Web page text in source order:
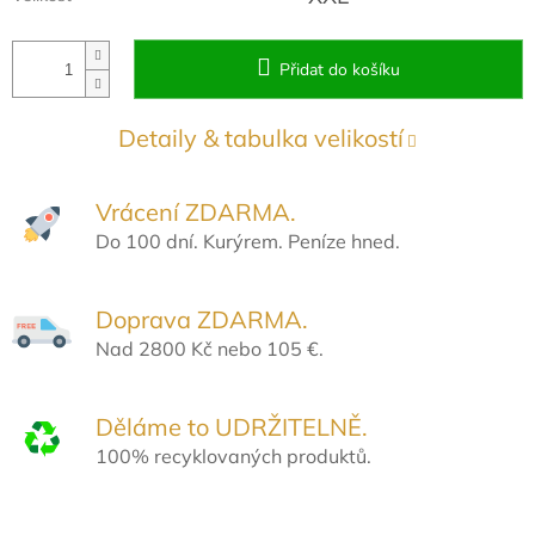
Přidat do košíku
Detaily & tabulka velikostí
Vrácení ZDARMA.
Do 100 dní. Kurýrem. Peníze hned.
Doprava ZDARMA.
Nad 2800 Kč nebo 105 €.
Děláme to UDRŽITELNĚ.
100% recyklovaných produktů.